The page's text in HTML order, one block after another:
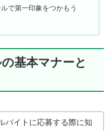
で第一印象をつかもう
基本マナーと
バイトに応募する際に知